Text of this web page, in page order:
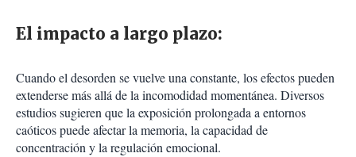
El impacto a largo plazo:
Cuando el desorden se vuelve una constante, los efectos pueden
extenderse más allá de la incomodidad momentánea. Diversos
estudios sugieren que la exposición prolongada a entornos
caóticos puede afectar la memoria, la capacidad de
concentración y la regulación emocional.